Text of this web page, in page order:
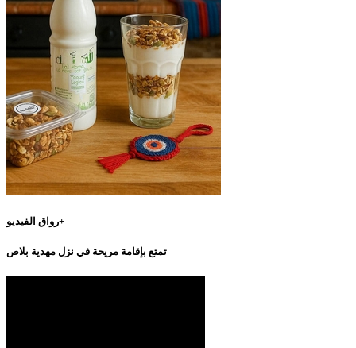
رواق الفيديو+
تمتع بإقامة مريحة في نزل مهدية بلاص